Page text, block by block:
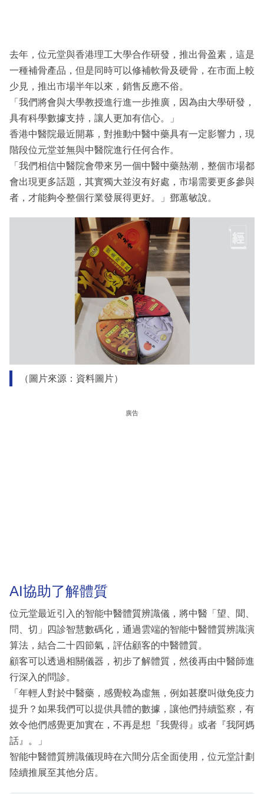
去年，位元堂與香港理工大學合作研發，推出骨盈素，這是
一種補骨產品，但是同時可以修補軟骨及硬骨，在市面上較
少見，推出市場半年以來，銷售反應不俗。
「我們將會與大學教授進行進一步推廣，因為由大學研發，
具有科學數據支持，讓人更加有信心。」
香港中醫院最近開幕，對推動中醫中藥具有一定影響力，現
階段位元堂並無與中醫院進行任何合作。
「我們相信中醫院會帶來另一個中醫中藥熱潮，整個市場都
會出現更多話題，其實獨大並沒有好處，市場需要更多參與
者，才能夠令整個行業發展得更好。」鄧蕙敏說。
（圖片來源：資料圖片）
廣告
AI協助了解體質
位元堂最近引入的智能中醫體質辨識儀，將中醫「望、聞、
問、切」四診智慧數碼化，通過雲端的智能中醫體質辨識演
算法，結合二十四節氣，評估顧客的中醫體質。
顧客可以透過相關儀器，初步了解體質，然後再由中醫師進
行深入的問診。
「年輕人對於中醫藥，感覺較為虛無，例如甚麼叫做免疫力
提升？如果我們可以提供具體的數據，讓他們持續監察，有
效令他們感覺更加實在，不再是想『我覺得』或者『我阿媽
話』。」
智能中醫體質辨識儀現時在六間分店全面使用，位元堂計劃
陸續推展至其他分店。